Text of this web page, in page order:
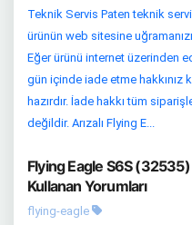
Teknik Servis Paten teknik
ürünün web sitesine
Eğer ürünü internet üzerinden
gün içinde iade etme hakkınız
hazırdır. İade hakkı tüm
değildir. Arızalı Flying E...
Flying Eagle S6S
Kullanan Yorumları
flying-eagle